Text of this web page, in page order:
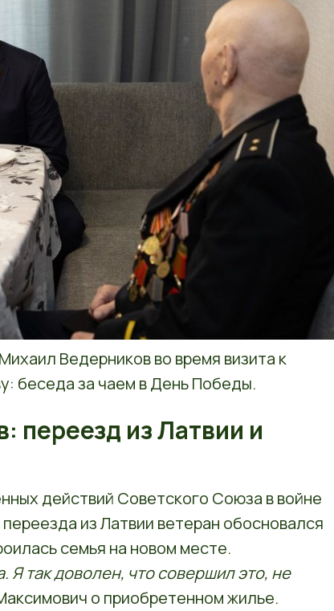
Ведерников во время визита к
беседа за чаем в День Победы.
переезд из Латвии и
действий Советского Союза в войне
из Латвии ветеран обосновался
семья на новом месте.
Я так доволен, что совершил это, не
о приобретенном жилье.